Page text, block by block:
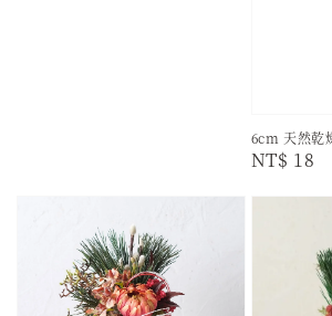
6cm 天然乾
Regular
NT$ 18